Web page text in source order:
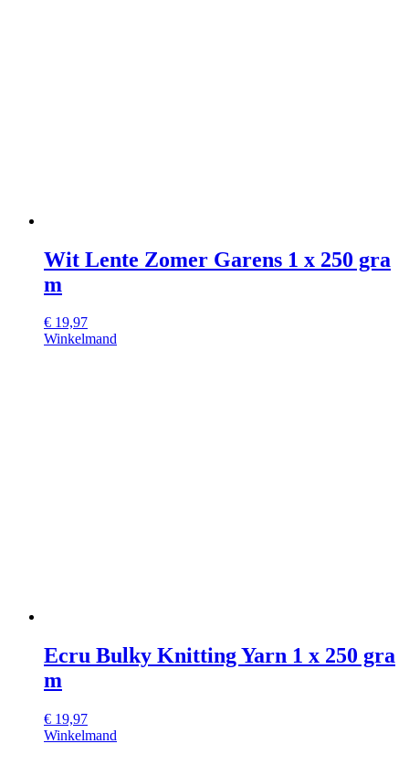
Wit Lente Zomer Garens 1 x 250 gra
m
€ 19,97
Winkelmand
Ecru Bulky Knitting Yarn 1 x 250 gra
m
€ 19,97
Winkelmand